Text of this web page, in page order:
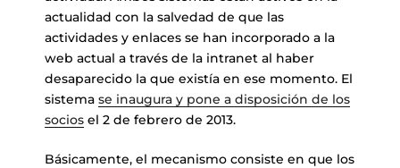
actualidad con la salvedad de que las
actividades y enlaces se han incorporado a la
web actual a través de la intranet al haber
desaparecido la que existía en ese momento. El
sistema se inaugura y pone a disposición de los
socios el 2 de febrero de 2013.
Básicamente, el mecanismo consiste en que los